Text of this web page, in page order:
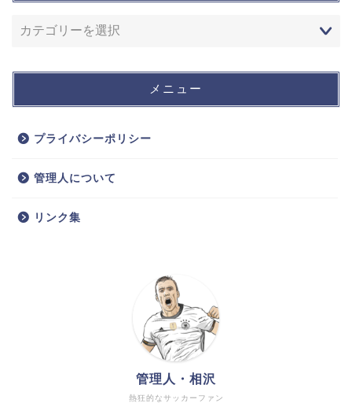
メニュー
プライバシーポリシー
管理人について
リンク集
熱狂的なサッカーファン
管理人・相沢